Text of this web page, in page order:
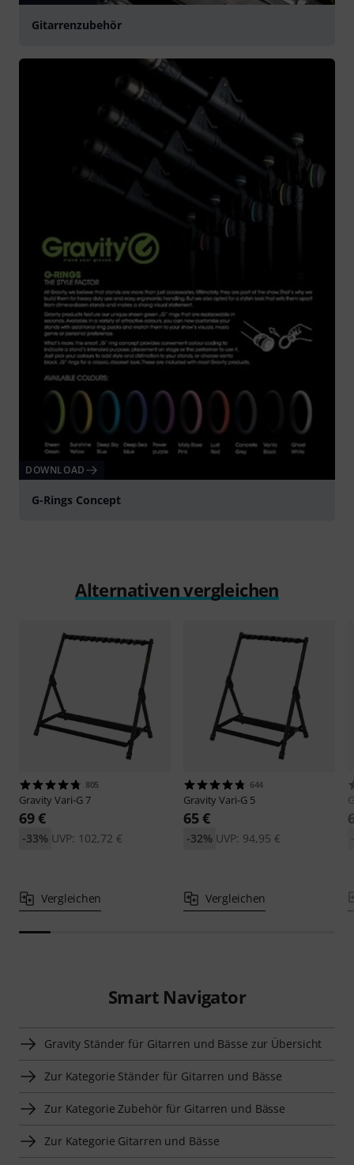
Gitarrenzubehör
DOWNLOAD
G-Rings Concept
Alternativen vergleichen
805
GravityVari-G 7
69 €
UVP: 102,72 €
-33%
Vergleichen
644
GravityVari-G 5
65 €
UVP: 94,95 €
-32%
Vergleichen
Smart Navigator
Gravity Ständer für Gitarren und Bässe zur Übersicht
Zur Kategorie Ständer für Gitarren und Bässe
Zur Kategorie Zubehör für Gitarren und Bässe
Zur Kategorie Gitarren und Bässe